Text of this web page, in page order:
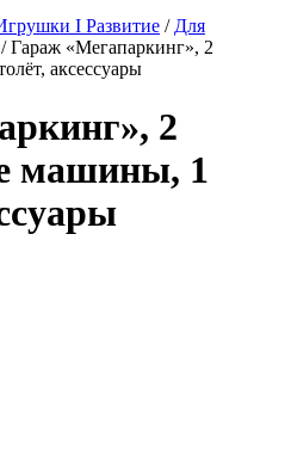
I Развитие / Для
/Гараж «Мегапаркинг», 2
аксессуары
2
машины, 1